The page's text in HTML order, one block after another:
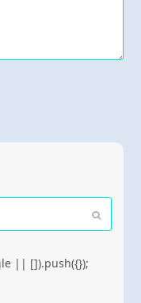
Envoyer
|| []).push({});